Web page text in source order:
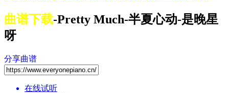
曲谱下载-Pretty Much-半夏心动-是晚星
呀
分享曲谱
在线试听